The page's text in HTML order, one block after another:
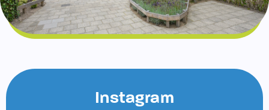
Instagram